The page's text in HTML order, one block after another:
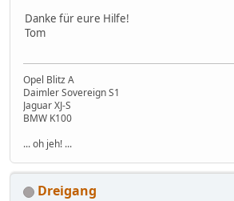
Danke für eure Hilfe!
Tom
Opel Blitz A
Daimler Sovereign S1
Jaguar XJ-S
BMW K100
... oh jeh! ...
Dreigang